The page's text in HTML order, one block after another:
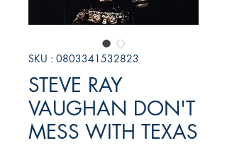
SKU : 0803341532823
STEVE RAY
VAUGHAN DON'T
MESS WITH TEXAS